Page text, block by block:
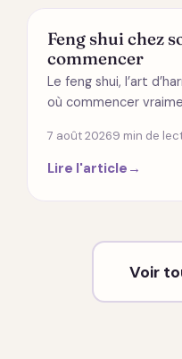
MODES DE VIE
Feng shui chez
commencer
Le feng shui, l’art
où commencer
7 août 20269 min de
Lire l'article →
Voir